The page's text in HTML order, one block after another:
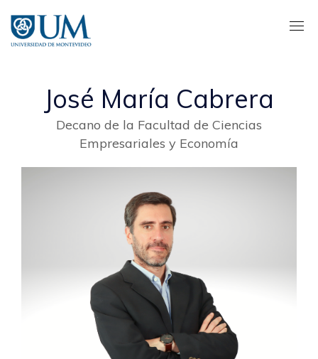
contenido
principal
José María Cabrera
Decano de la Facultad de Ciencias
Empresariales y Economía